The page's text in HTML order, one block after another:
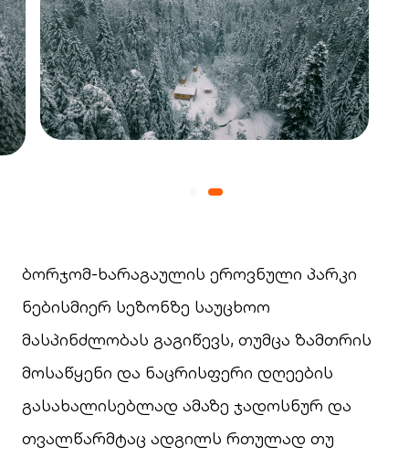
ბორჯომ-ხარაგაულის ეროვნული პარკი
ნებისმიერ სეზონზე საუცხოო
მასპინძლობას გაგიწევს, თუმცა ზამთრის
მოსაწყენი და ნაცრისფერი დღეების
გასახალისებლად ამაზე ჯადოსნურ და
თვალწარმტაც ადგილს რთულად თუ